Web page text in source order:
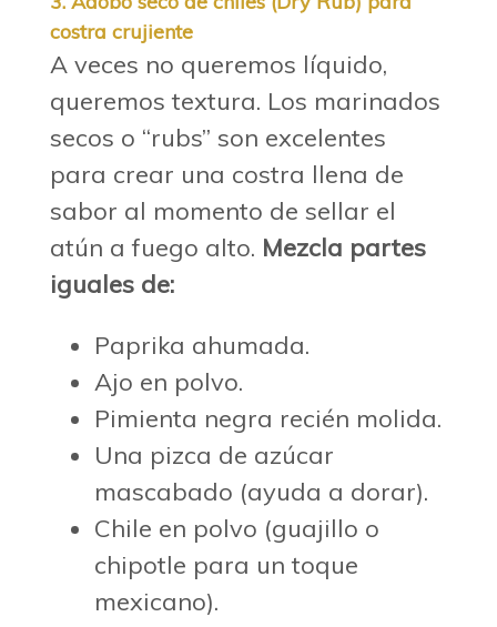
costra crujiente
A veces no queremos líquido,
queremos textura. Los marinados
secos o “rubs” son excelentes
para crear una costra llena de
sabor al momento de sellar el
atún a fuego alto. Mezcla partes
iguales de:
Paprika ahumada.
Ajo en polvo.
Pimienta negra recién molida.
Una pizca de azúcar
mascabado (ayuda a dorar).
Chile en polvo (guajillo o
chipotle para un toque
mexicano).